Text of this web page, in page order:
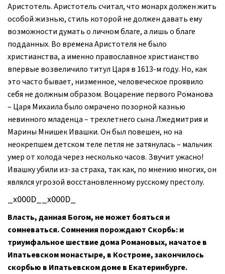
Аристотель. Аристотель считал, что монарх должен жить
особой жизнью, стиль которой не должен давать ему
возможности думать о личном благе, а лишь о благе
подданных. Во времена Аристотеля не было
христианства, а именно православное христианство
впервые возвеличило титул Царя в 1613-м году. Но, как
это часто бывает, низменное, человеческое проявило
себя не должным образом. Воцарение первого Романова
– Царя Михаила было омрачено позорной казнью
невинного младенца – трехлетнего сына Лжедмитрия и
Марины Мнишек Ивашки. Он был повешен, но на
неокрепшем детском теле петля не затянулась – мальчик
умер от холода через несколько часов. Звучит ужасно!
Ивашку убили из-за страха, так как, по мнению многих, он
являлся угрозой восстановленному русскому престолу.
_x000D__x000D_
Власть, данная Богом, не может бояться и
сомневаться. Сомнения порождают Скорбь: и
триумфальное шествие дома Романовых, начатое в
Ипатьевском монастыре, в Костроме, закончилось
скорбью в Ипатьевском доме в Екатеринбурге.